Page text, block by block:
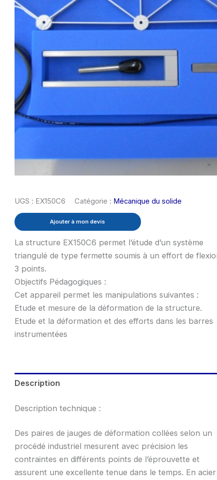
UGS : EX150C6 Catégorie : Mécanique du solide
Ajouter à mon devis
La structure EX150C6 permet l’étude d’un système
triangulé de type fermette soumis à un effort de
3 points.
Objectifs Pédagogiques :
Cet appareil permet les manipulations suivantes :
Etude et mesure de la déformation de la structure.
Etude et la déformation et des efforts dans les barres
instrumentées
Description
Description technique :
Des paires de jauges de déformation collées selon un
procédé industriel mesurent avec précision les
contraintes en différents points de l’éprouvette et
assurent une excellente tenue dans le temps. En acier